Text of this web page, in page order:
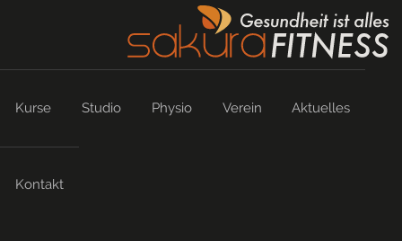
Kurse Studio Physio Verein Aktuelles
Kontakt